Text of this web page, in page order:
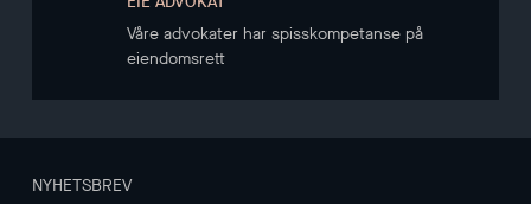
Våre advokater har spisskompetanse på
eiendomsrett
NYHETSBREV